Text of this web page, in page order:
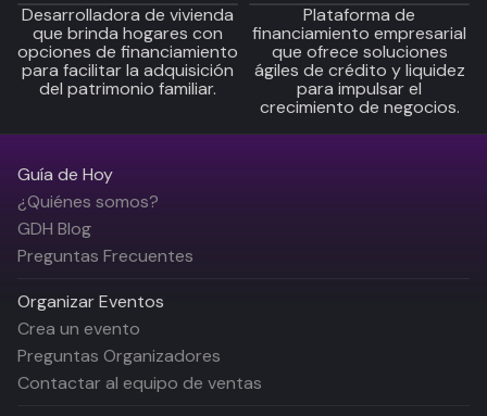
Desarrolladora de vivienda
que brinda hogares con
opciones de financiamiento
para facilitar la adquisición
del patrimonio familiar.
Plataforma de
financiamiento empresarial
que ofrece soluciones
ágiles de crédito y liquidez
para impulsar el
crecimiento de negocios.
Guía de Hoy
¿Quiénes somos?
GDH Blog
Preguntas Frecuentes
Organizar Eventos
Crea un evento
Preguntas Organizadores
Contactar al equipo de ventas